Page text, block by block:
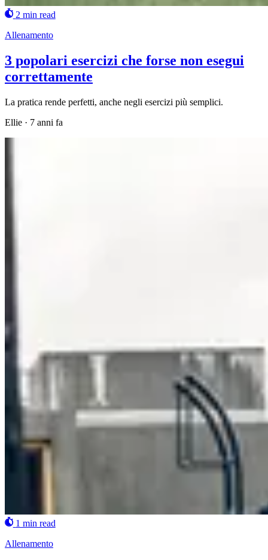
2 min read
Allenamento
3 popolari esercizi che forse non esegui
correttamente
La pratica rende perfetti, anche negli esercizi più semplici.
Ellie · 7 anni fa
1 min read
Allenamento